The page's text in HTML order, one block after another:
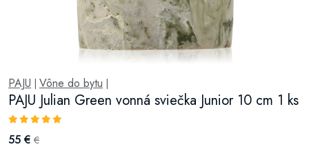
PAJU Vône do bytu
PAJU Julian Green vonná sviečka Junior 10 cm 1 ks
55 € €